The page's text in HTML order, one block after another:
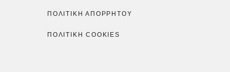
ΠΟΛΙΤΙΚΉ ΑΠΟΡΡΉΤΟΥ
ΠΟΛΙΤΙΚΉ COOKIES